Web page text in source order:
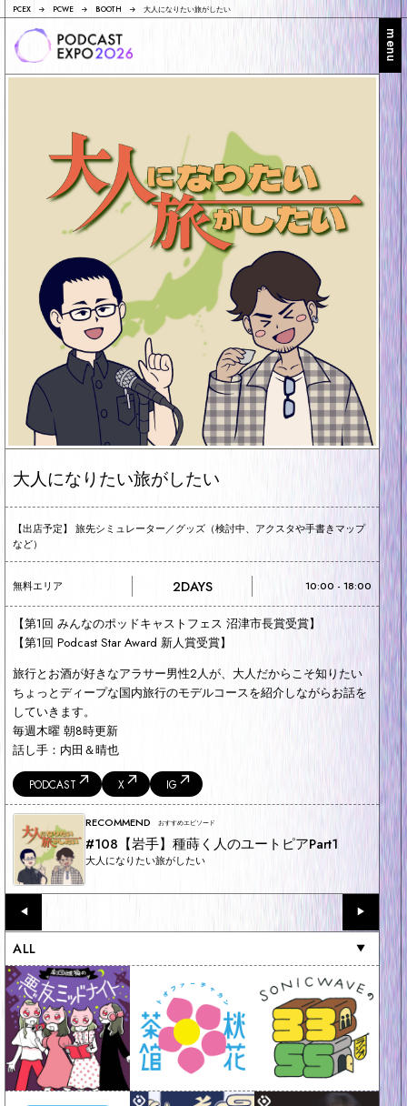
PCEX PCWE BOOTH 大人になりたい旅がしたい
menu
大人になりたい旅がしたい
【出店予定】 旅先シミュレーター／グッズ（検討中、アクスタや手書きマップ
など）
無料エリア 2DAYS 10:00 - 18:00
【第1回 みんなのポッドキャストフェス 沼津市長賞受賞】
【第1回 Podcast Star Award 新人賞受賞】
旅行とお酒が好きなアラサー男性2人が、大人だからこそ知りたい
ちょっとディープな国内旅行のモデルコースを紹介しながらお話を
していきます。
毎週木曜 朝8時更新
話し手：内田＆晴也
PODCAST X IG
RECOMMEND おすすめエピソード
#108【岩手】種蒔く人のユートピアPart1
大人になりたい旅がしたい
◀︎ ▶︎